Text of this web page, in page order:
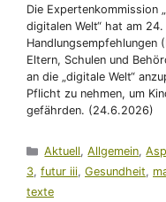
Die Expertenkommission
digitalen Welt“ hat am
Handlungsempfehlungen
Eltern, Schulen und
an die „digitale Welt“
Pflicht zu nehmen, um
gefährden. (24.6.2026)
Kategorien
Aktuell,Allgemein,
3, futur iii, Gesundheit,
texte